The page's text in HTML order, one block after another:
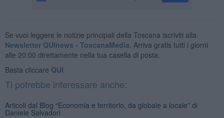
Se vuoi leggere le notizie principali della Toscana iscriviti alla
Newsletter QUInews - ToscanaMedia. Arriva gratis tutti i giorni
alle 20:00 direttamente nella tua casella di posta.
Basta cliccare QUI
Ti potrebbe interessare anche:
Articoli dal Blog “Economia e territorio, da globale a locale” di
Daniele Salvadori